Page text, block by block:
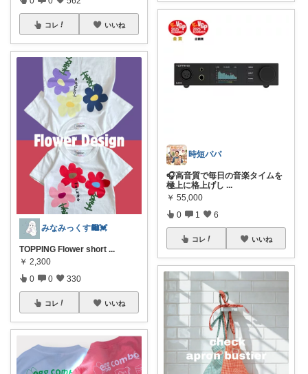
コレ いいね
みなみっくす🛍️💓
TOPPING Flower short ...
￥ 2,300
0 0 330
コレ いいね
時短パパ
🎧高音質で毎日の音楽タイムを
極上に格上げし ...
￥ 55,000
0 1 6
コレ いいね